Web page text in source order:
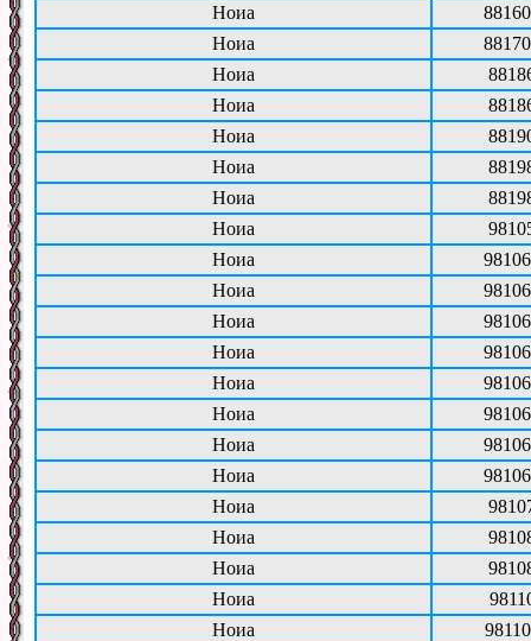
Ноиа
Ноиа
Ноиа
Ноиа
Ноиа
Ноиа
Ноиа
Ноиа
Ноиа
Ноиа
Ноиа
Ноиа
Ноиа
Ноиа
Ноиа
Ноиа
Ноиа
Ноиа
Ноиа
Ноиа
Ноиа